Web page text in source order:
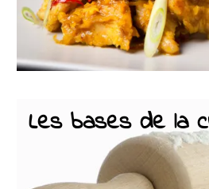
Les bases de la